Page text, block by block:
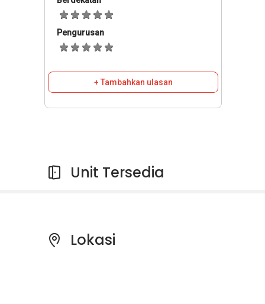
Pengurusan
+ Tambahkan ulasan
Unit Tersedia
Lokasi